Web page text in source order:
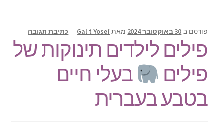
פורסם ב-30 באוקטובר 2024 מאתGalit Yosef
— כתיבת תגובה
פילים לילדים תינוקות של
פילים
בעלי חיים
בטבע בעברית